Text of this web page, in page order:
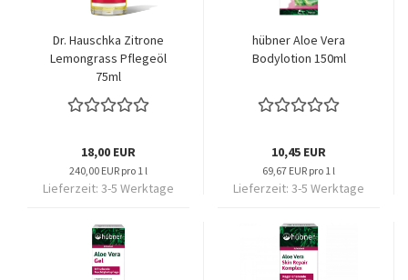
Dr. Hauschka Zitrone
Lemongrass Pflegeöl
75ml
18,00 EUR
240,00 EUR pro 1 l
Lieferzeit: 3-5 Werktage
hübner Aloe Vera
Bodylotion 150ml
10,45 EUR
69,67 EUR pro 1 l
Lieferzeit: 3-5 Werktage